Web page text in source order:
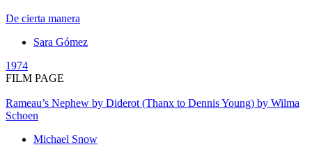
De cierta manera
Sara Gómez
1974
FILM PAGE
Rameau’s Nephew by Diderot (Thanx to Dennis Young) by Wilma
Schoen
Michael Snow